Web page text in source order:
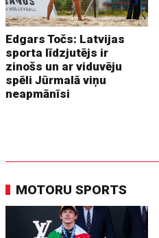
Edgars Točs: Latvijas
sporta līdzjutējs ir
zinošs un ar viduvēju
spēli Jūrmalā viņu
neapmānīsi
MOTORU SPORTS